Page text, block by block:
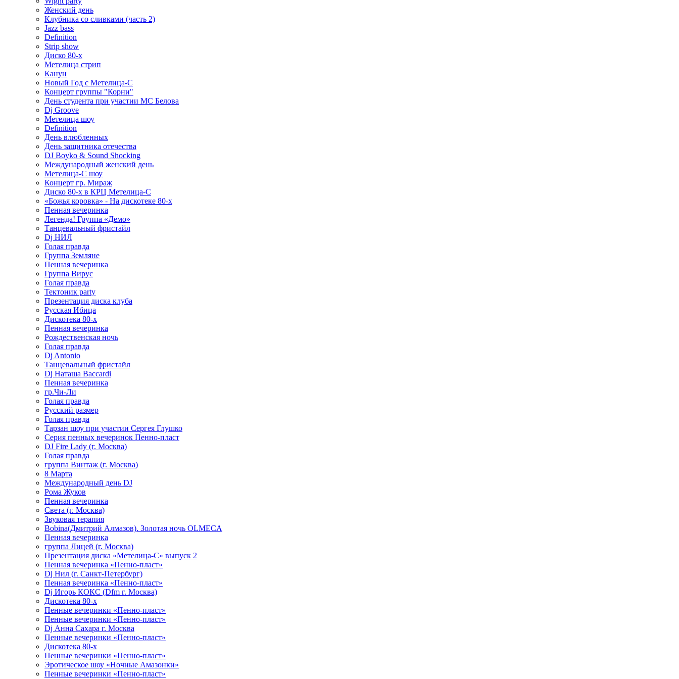
Женский день
Клубника со сливками (часть 2)
Jazz bass
Definition
Strip show
Диско 80-х
Метелица стрип
Канун
Новый Год с Метелица-С
Концерт группы "Корни"
День студента при участии МС Белова
Dj Groove
Метелица шоу
Definition
День влюбленных
День защитника отечества
DJ Boyko & Sound Shocking
Международный женский день
Метелица-С шоу
Концерт гр. Мираж
Диско 80-х в КРЦ Метелица-С
«Божья коровка» - На дискотеке 80-х
Пенная вечеринка
Легенда! Группа «Демо»
Танцевальный фристайл
Dj НИЛ
Голая правда
Группа Земляне
Пенная вечеринка
Группа Вирус
Голая правда
Тектоник party
Презентация диска клуба
Русская Ибица
Дискотека 80-х
Пенная вечеринка
Рождественская ночь
Голая правда
Dj Antonio
Танцевальный фристайл
Dj Наташа Baccardi
Пенная вечеринка
гр.Чи-Ли
Голая правда
Русский размер
Голая правда
Тарзан шоу при участии Сергея Глушко
Серия пенных вечеринок Пенно-пласт
DJ Fire Lady (г. Москва)
Голая правда
группа Винтаж (г. Москва)
8 Марта
Международный день DJ
Рома Жуков
Пенная вечеринка
Света (г. Москва)
Звуковая терапия
Bobina(Дмитрий Алмазов). Золотая ночь OLMECA
Пенная вечеринка
группа Лицей (г. Москва)
Презентация диска «Метелица-С» выпуск 2
Пенная вечеринка «Пенно-пласт»
Dj Нил (г. Санкт-Петербург)
Пенная вечеринка «Пенно-пласт»
Dj Игорь КОКС (Dfm г. Москва)
Дискотека 80-х
Пенные вечеринки «Пенно-пласт»
Пенные вечеринки «Пенно-пласт»
Dj Анна Сахара г. Москва
Пенные вечеринки «Пенно-пласт»
Дискотека 80-х
Пенные вечеринки «Пенно-пласт»
Эротическое шоу «Ночные Амазонки»
Пенные вечеринки «Пенно-пласт»